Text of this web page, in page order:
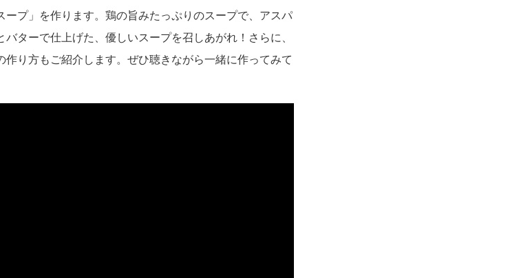
ープ」を作ります。鶏の旨みたっぷりのスープで、アスパ
ターで仕上げた、優しいスープを召しあがれ！さらに、
り方もご紹介します。ぜひ聴きながら一緒に作ってみて